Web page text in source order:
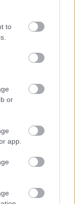
to
or
app.
a számtalan
teszik a
nem
menni és fel
Sajnos aztán
a fények